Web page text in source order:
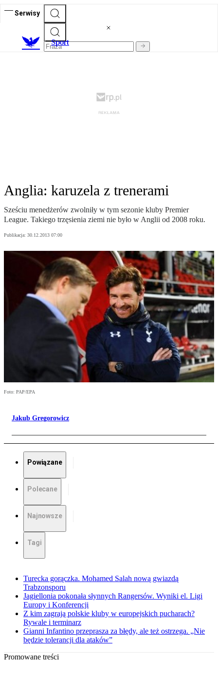
Serwisy
Sport
Anglia: karuzela z trenerami
Sześciu menedżerów zwolniły w tym sezonie kluby Premier
League. Takiego trzęsienia ziemi nie było w Anglii od 2008 roku.
Publikacja: 30.12.2013 07:00
Foto: PAP/EPA
Jakub Gregorowicz
Powiązane
Polecane
Najnowsze
Tagi
Turecka gorączka. Mohamed Salah nową gwiazdą
Trabzonsporu
Jagiellonia pokonała słynnych Rangersów. Wyniki el. Ligi
Europy i Konferencji
Z kim zagrają polskie kluby w europejskich pucharach?
Rywale i terminarz
Gianni Infantino przeprasza za błędy, ale też ostrzega. „Nie
będzie tolerancji dla ataków”
Promowane treści